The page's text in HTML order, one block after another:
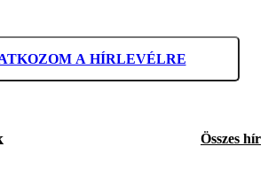
A HÍRLEVÉLRE
Összes hír